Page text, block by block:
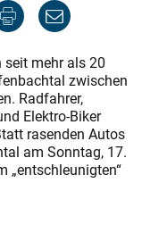
mehr als 20
zwischen
Radfahrer,
Elektro-Biker
rasenden Autos
am Sonntag, 17.
„entschleunigten“